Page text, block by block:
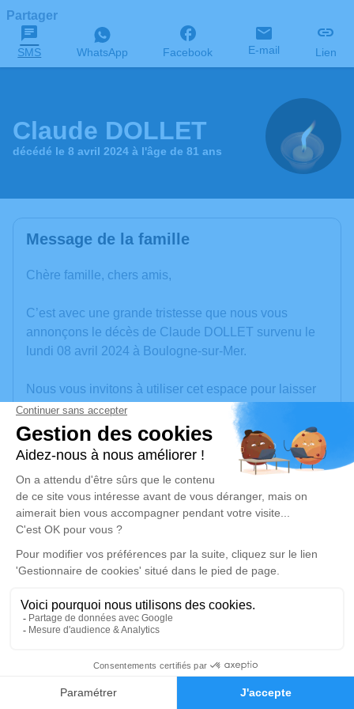
Faire-part Hommages
Partager
SMS WhatsApp Facebook E-mail Lien
Claude DOLLET
décédé le 8 avril 2024 à l'âge de 81 ans
Message de la famille
Chère famille, chers amis,
C’est avec une grande tristesse que nous vous
annonçons le décès de Claude DOLLET survenu le
lundi 08 avril 2024 à Boulogne-sur-Mer.
Nous vous invitons à utiliser cet espace pour laisser
vos condoléances, partager des photos souvenirs,
une anecdote ou exprimer vos pensées à travers des
poèmes ou des textes. Cet endroit est un lieu
d'expression dédié à honorer la mémoire de Claude
DOLLET.
Un service de plantation d’arbre hommage est
disponible ici.
Je rends hommage
Cérémonie civile
Crematorium le Rivage de Saint-Martin-
2 Rue du Ruisseau de la Hayette